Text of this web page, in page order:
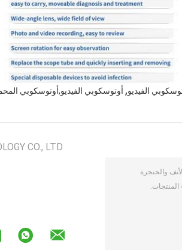
الفيديو, أوتوسكوبي الفيديو,أوتوسكوبي
CO., LTD.